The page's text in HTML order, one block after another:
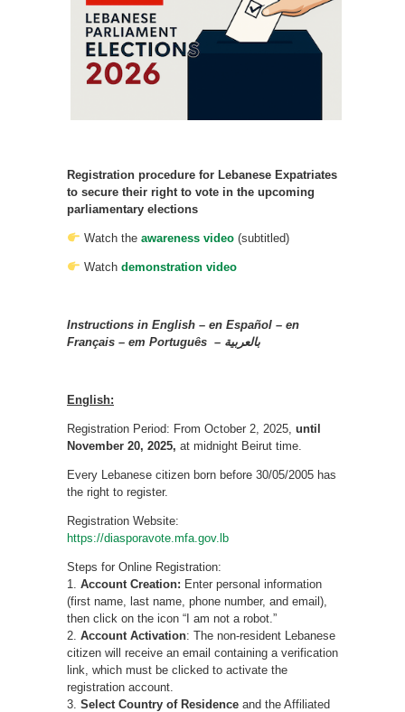
Registration procedure for Lebanese Expatriates
to secure their right to vote in the upcoming
parliamentary elections
Watch the awareness video(subtitled)
Watch demonstration video
Instructions in English – en Español – en
Français – em Português – بالعربية
English:
Registration Period: From October 2, 2025, until
November 20, 2025, at midnight Beirut time.
Every Lebanese citizen born before 30/05/2005 has
the right to register.
Registration Website:
https://diasporavote.mfa.gov.lb
Steps for Online Registration:
1. Account Creation: Enter personal information
(first name, last name, phone number, and email),
then click on the icon “I am not a robot.”
2. Account Activation: The non-resident Lebanese
citizen will receive an email containing a verification
link, which must be clicked to activate the
registration account.
3. Select Country of Residence and the Affiliated